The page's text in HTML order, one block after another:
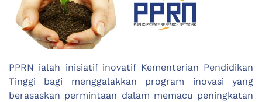
PPRN ialah inisiatif inovatif Kementerian Pendidikan
Tinggi bagi menggalakkan program inovasi yang
berasaskan permintaan dalam memacu peningkatan